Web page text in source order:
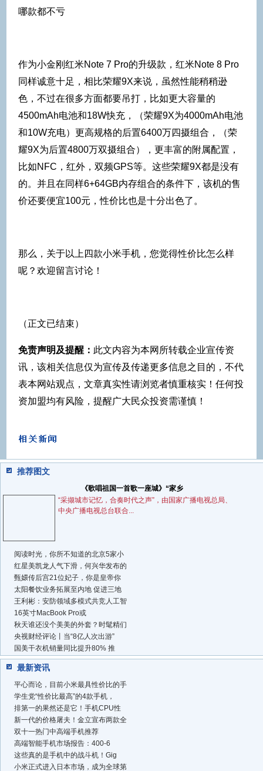
作为小金刚红米Note 7 Pro的升级款，红米Note 8 Pro
同样诚意十足，相比荣耀9X来说，虽然性能稍稍逊
色，不过在很多方面都要吊打，比如更大容量的
4500mAh电池和18W快充，（荣耀9X为4000mAh电池
和10W充电）更高规格的后置6400万四摄组合，（荣
耀9X为后置4800万双摄组合），更丰富的附属配置，
比如NFC，红外，双频GPS等。这些荣耀9X都是没有
的。并且在同样6+64GB内存组合的条件下，该机的售
价还要便宜100元，性价比也是十分出色了。
那么，关于以上四款小米手机，您觉得性价比怎么样
呢？欢迎留言讨论！
（正文已结束）
免责声明及提醒： 此文内容为本网所转载企业宣传资
讯，该相关信息仅为宣传及传递更多信息之目的，不代
表本网站观点，文章真实性请浏览者慎重核实！任何投
资加盟均有风险，提醒广大民众投资需谨慎！
推荐图文
《歌唱祖国一首歌一座城》“家乡
“采撷城市记忆，合奏时代之声”，由国家广播电视总局、
中央广播电视总台联合...
阅读时光，你所不知道的北京5家小
红星美凯龙人气下滑，何兴华发布的
甄嬛传后宫21位妃子，你是皇帝你
太阳餐饮业务拓展至内地 促进三地
王利彬：安防领域多模式共竞人工智
16英寸MacBook Pro或
秋天谁还没个美美的外套？时髦精们
央视财经评论丨当“8亿人次出游”
国美干衣机销量同比提升80% 推
最新资讯
平心而论，目前小米最具性价比的手
学生党“性价比最高”的4款手机，
排第一的果然还是它！手机CPU性
新一代的价格屠夫！金立宣布两款全
双十一热门中高端手机推荐
高端智能手机市场报告：400-6
这些真的是手机中的战斗机！Gig
小米正式进入日本市场，成为全球第